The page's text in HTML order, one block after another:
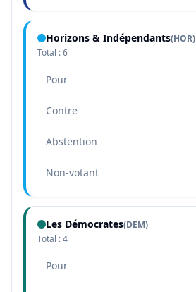
Horizons & Indépendants(HOR)
Total :6
Pour
Contre
Abstention
Non-votant
Les Démocrates(DEM)
Total :4
Pour